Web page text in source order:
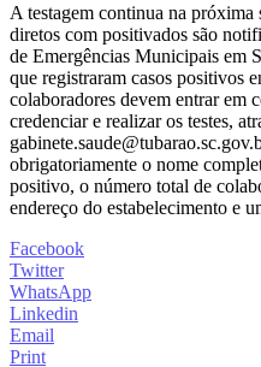
A testagem continua na próxima
diretos com positivados são
de Emergências Municipais em
que registraram casos positivos
colaboradores devem entrar em
credenciar e realizar os testes,
obrigatoriamente o nome
positivo, o número total de
endereço do estabelecimento e
Facebook
Twitter
WhatsApp
Linkedin
Email
Print